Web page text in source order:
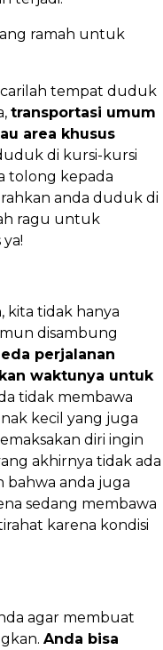
ramah untuk
carilah tempat duduk
transportasi umum
area khusus
di kursi-kursi
tolong kepada
anda duduk di
ragu untuk
kita tidak hanya
disambung
perjalanan
waktunya untuk
tidak membawa
kecil yang juga
diri ingin
akhirnya tidak ada
bahwa anda juga
sedang membawa
karena kondisi
agar membuat
Anda bisa